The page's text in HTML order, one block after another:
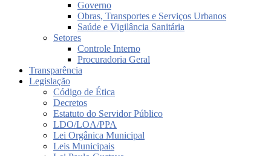
Governo
Obras, Transportes e Serviços Urbanos
Saúde e Vigilância Sanitária
Setores
Controle Interno
Procuradoria Geral
Transparência
Legislação
Código de Ética
Decretos
Estatuto do Servidor Público
LDO/LOA/PPA
Lei Orgânica Municipal
Leis Municipais